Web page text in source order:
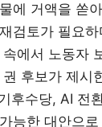
에 거액을 쏟
검토가 필요
에서 노동자
후보가 제시
후수당, AI 전
능한 대안으